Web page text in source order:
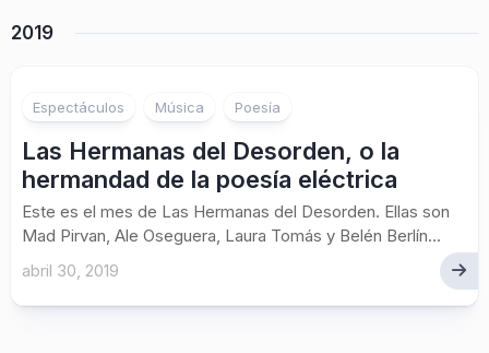
2019
Espectáculos Música Poesía
Las Hermanas del Desorden, o la
hermandad de la poesía eléctrica
Este es el mes de Las Hermanas del Desorden. Ellas son
Mad Pirvan, Ale Oseguera, Laura Tomás y Belén Berlín...
abril 30, 2019